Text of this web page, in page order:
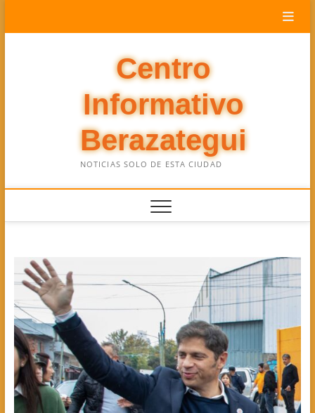
Centro
Informativo
Berazategui
NOTICIAS SOLO DE ESTA CIUDAD